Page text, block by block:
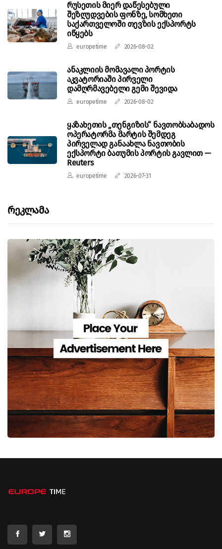
რუსეთის მიერ დაწესებული
შეზღუდვების ფონზე, სომხეთი
საქართველოში თევზის ექსპორტს
იწყებს
europetime 2026-08-02
ანაკლიის მომავალი პორტის
აკვატორიაში პირველი
დამღრმავებელი გემი შევიდა
europetime 2026-08-02
ყაზახეთის „თენგიზის“ ნავთობსაბადოს
ოპერატორმა მარტის შემდეგ
პირველად განაახლა ნავთობის
ექსპორტი ბათუმის პორტის გავლით —
Reuters
europetime 2026-07-31
Რეკლამა